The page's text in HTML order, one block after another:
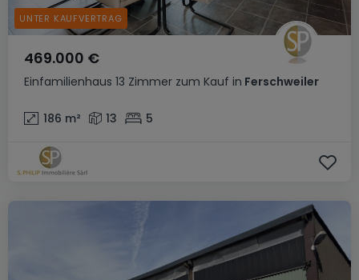
Einfamilienhaus 13 Zimmer zum Kauf in Ferschweiler
469.000 €
186 m² 13 5
UNTER KAUFVERTRAG